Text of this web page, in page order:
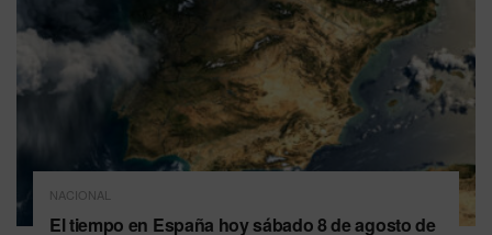
NACIONAL
El tiempo en España hoy sábado 8 de agosto de